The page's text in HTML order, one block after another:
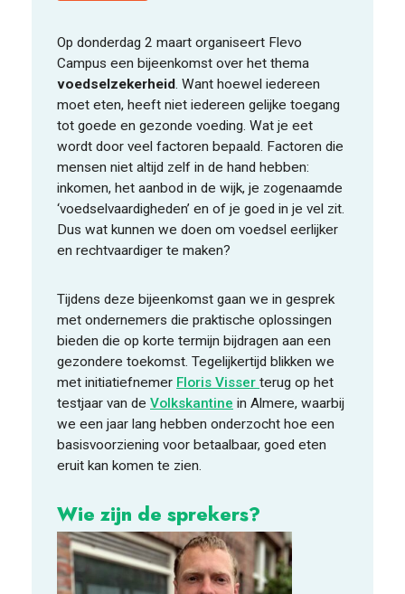
Op donderdag 2 maart organiseert Flevo
Campus een bijeenkomst over het thema
voedselzekerheid. Want hoewel iedereen
moet eten, heeft niet iedereen gelijke toegang
tot goede en gezonde voeding. Wat je eet
wordt door veel factoren bepaald. Factoren die
mensen niet altijd zelf in de hand hebben:
inkomen, het aanbod in de wijk, je zogenaamde
‘voedselvaardigheden’ en of je goed in je vel zit.
Dus wat kunnen we doen om voedsel eerlijker
en rechtvaardiger te maken?
Tijdens deze bijeenkomst gaan we in gesprek
met ondernemers die praktische oplossingen
bieden die op korte termijn bijdragen aan een
gezondere toekomst. Tegelijkertijd blikken we
met initiatiefnemer Floris Visser terug op het
testjaar van de Volkskantine in Almere, waarbij
we een jaar lang hebben onderzocht hoe een
basisvoorziening voor betaalbaar, goed eten
eruit kan komen te zien.
Wie zijn de sprekers?